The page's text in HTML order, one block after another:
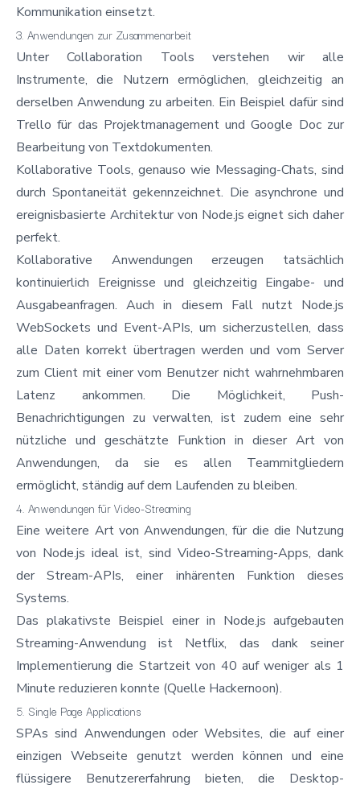
Kommunikation einsetzt.
3. Anwendungen zur Zusammenarbeit
Unter Collaboration Tools verstehen wir alle
Instrumente, die Nutzern ermöglichen, gleichzeitig an
derselben Anwendung zu arbeiten. Ein Beispiel dafür sind
Trello für das Projektmanagement und Google Doc zur
Bearbeitung von Textdokumenten.
Kollaborative Tools, genauso wie Messaging-Chats, sind
durch Spontaneität gekennzeichnet. Die asynchrone und
ereignisbasierte Architektur von Node.js eignet sich daher
perfekt.
Kollaborative Anwendungen erzeugen tatsächlich
kontinuierlich Ereignisse und gleichzeitig Eingabe- und
Ausgabeanfragen. Auch in diesem Fall nutzt Node.js
WebSockets und Event-APIs, um sicherzustellen, dass
alle Daten korrekt übertragen werden und vom Server
zum Client mit einer vom Benutzer nicht wahrnehmbaren
Latenz ankommen. Die Möglichkeit, Push-
Benachrichtigungen zu verwalten, ist zudem eine sehr
nützliche und geschätzte Funktion in dieser Art von
Anwendungen, da sie es allen Teammitgliedern
ermöglicht, ständig auf dem Laufenden zu bleiben.
4. Anwendungen für Video-Streaming
Eine weitere Art von Anwendungen, für die die Nutzung
von Node.js ideal ist, sind Video-Streaming-Apps, dank
der Stream-APIs, einer inhärenten Funktion dieses
Systems.
Das plakativste Beispiel einer in Node.js aufgebauten
Streaming-Anwendung ist Netflix, das dank seiner
Implementierung die Startzeit von 40 auf weniger als 1
Minute reduzieren konnte (Quelle Hackernoon).
5. Single Page Applications
SPAs sind Anwendungen oder Websites, die auf einer
einzigen Webseite genutzt werden können und eine
flüssigere Benutzererfahrung bieten, die Desktop-